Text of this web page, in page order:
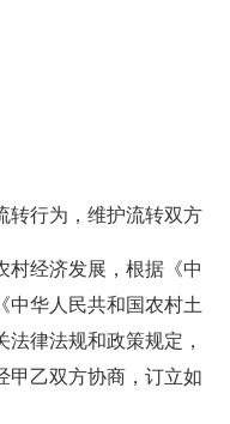
转行为，维护流转双方
村经济发展，根据《中
中华人民共和国农村土
律法规和政策规定，
甲乙双方协商，订立如